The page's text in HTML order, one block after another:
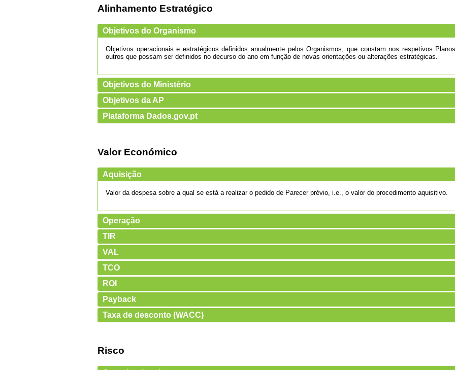
Alinhamento Estratégico
Objetivos do Organismo
Objetivos operacionais e estratégicos definidos anualmente pelos Organismos, que constam nos respetivos
outros que possam ser definidos no decurso do ano em função de novas orientações ou alterações estratégicas.
Objetivos do Ministério
Objetivos da AP
Plataforma Dados.gov.pt
Valor Económico
Aquisição
Valor da despesa sobre a qual se está a realizar o pedido de Parecer prévio, i.e., o valor do procedimento aquisitivo.
Operação
TIR
VAL
TCO
ROI
Payback
Taxa de desconto (WACC)
Risco